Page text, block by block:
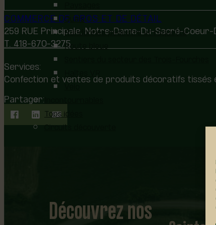
Quais
Randonnée pédestre et raquette
Route bleue
Vélo
Tops idées
Circuits découverte
COMMERCE DE GROS ET DE DÉTAIL
259 RUE Principale, Notre-Dame-Du-Sacré-Coeur-
T. 418-670-3275
Services:
Confection et ventes de produits décoratifs tissés
Partager:
Découvrez nos